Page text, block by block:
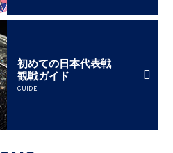
初めての日本代表戦
観戦ガイド
GUIDE